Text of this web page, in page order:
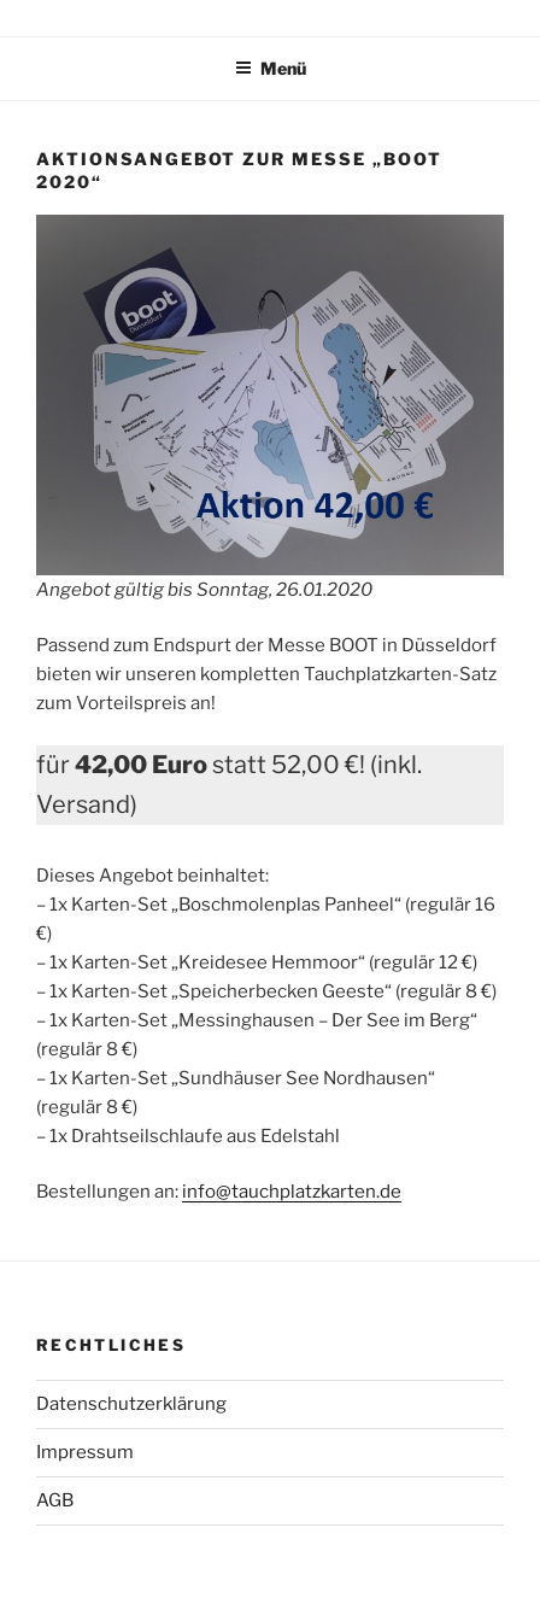
Menü
AKTIONSANGEBOT ZUR MESSE „BOOT
2020“
Angebot gültig bis Sonntag, 26.01.2020
Passend zum Endspurt der Messe BOOT in Düsseldorf
bieten wir unseren kompletten Tauchplatzkarten-Satz
zum Vorteilspreis an!
für 42,00 Eurostatt 52,00 €! (inkl.
Versand)
Dieses Angebot beinhaltet:
– 1x Karten-Set „Boschmolenplas Panheel“ (regulär 16
€)
– 1x Karten-Set „Kreidesee Hemmoor“ (regulär 12 €)
– 1x Karten-Set „Speicherbecken Geeste“ (regulär 8 €)
– 1x Karten-Set „Messinghausen – Der See im Berg“
(regulär 8 €)
– 1x Karten-Set „Sundhäuser See Nordhausen“
(regulär 8 €)
– 1x Drahtseilschlaufe aus Edelstahl
Bestellungen an: info@tauchplatzkarten.de
RECHTLICHES
Datenschutzerklärung
Impressum
AGB